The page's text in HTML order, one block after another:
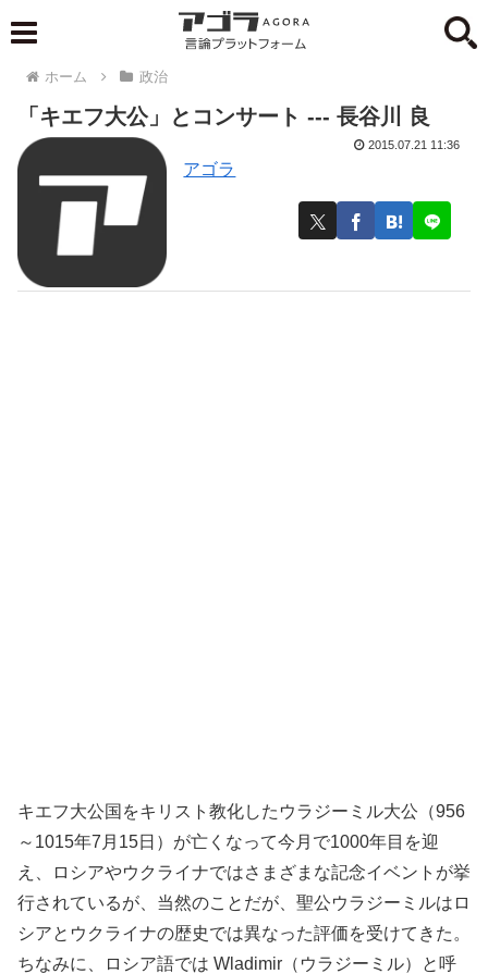
ホーム 政治
「キエフ大公」とコンサート --- 長谷川 良
アゴラ
2015.07.21 11:36
キエフ大公国をキリスト教化したウラジーミル大公（956
～1015年7月15日）が亡くなって今月で1000年目を迎
え、ロシアやウクライナではさまざまな記念イベントが挙
行されているが、当然のことだが、聖公ウラジーミルはロ
シアとウクライナの歴史では異なった評価を受けてきた。
ちなみに、ロシア語では Wladimir（ウラジーミル）と呼